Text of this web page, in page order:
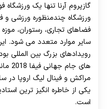
گازپروم آرنا تنها یک
ورزشگاه چندمنظوره ورزشی
فضاهای تجاری، رستوران،
سایر موارد متعدد می شود.
رویدادهای بزرگ بین المللی
های
یکی از خاطره انگیز ترین
است.